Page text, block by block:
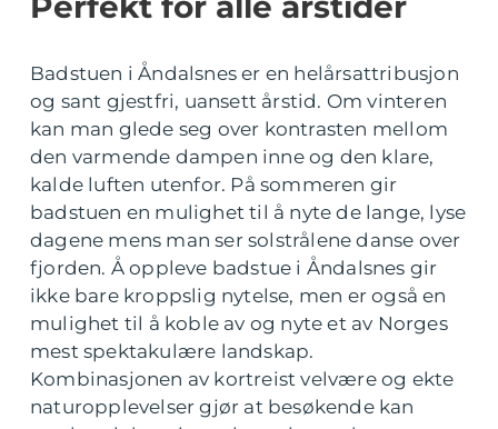
Badstuen i Åndalsnes er en helårsattribusjon
og sant gjestfri, uansett årstid. Om vinteren
kan man glede seg over kontrasten mellom
den varmende dampen inne og den klare,
kalde luften utenfor. På sommeren gir
badstuen en mulighet til å nyte de lange, lyse
dagene mens man ser solstrålene danse over
fjorden. Å oppleve badstue i Åndalsnes gir
ikke bare kroppslig nytelse, men er også en
mulighet til å koble av og nyte et av Norges
mest spektakulære landskap.
Kombinasjonen av kortreist velvære og ekte
naturopplevelser gjør at besøkende kan